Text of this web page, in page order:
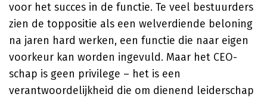
voor het succes in de functie. Te veel bestuurders
zien de toppositie als een welverdiende beloning
na jaren hard werken, een functie die naar eigen
voorkeur kan worden ingevuld. Maar het CEO-
schap is geen privilege – het is een
verantwoordelijkheid die om dienend leiderschap